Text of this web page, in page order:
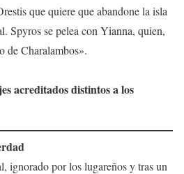
que quiere que abandone la isla
Spyros se pelea con Yianna, quien,
de Charalambos».
acreditados distintos a los
ignorado por los lugareños y tras un